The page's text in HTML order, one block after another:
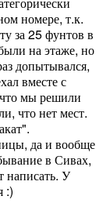
номере, т.к.
за 25 фунтов в
на этаже, но
допытывался,
вместе с
мы решили
что нет мест.
да и вообще
в Сивах,
написать. У
:)